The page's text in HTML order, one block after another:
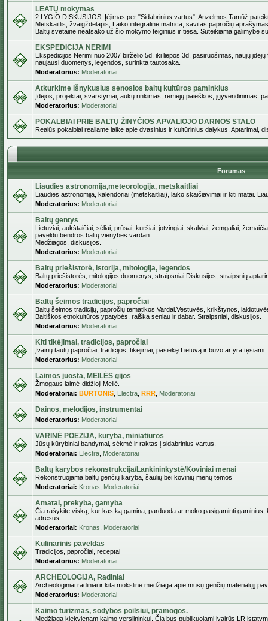
LEATŲ mokymas
2 LYGIO DISKUSIJOS. Įėjimas per "Sidabrinius vartus". Anzelmos Tamūž
Metskaitlis, žvaigždėlapis, Laiko integralinė matrica, savitas papročių
Baltų svetainė neatsako už šio mokymo teiginius ir tiesą. Suteikiama galimybė
EKSPEDICIJA NERIMI
Ekspedicijos Nerimi nuo 2007 birželio 5d. iki liepos 3d. pasiruošimas, naujų
naujausi duomenys, legendos, surinkta tautosaka.
Moderatorius: Moderatoriai
Atkurkime išnykusius senosios baltų kultūros paminklus
Įdėjos, projektai, svarstymai, aukų rinkimas, rėmėjų paieškos, įgyvendinimas,
Moderatorius: Moderatoriai
POKALBIAI PRIE BALTŲ ŽINYČIOS APVALIOJO DARNOS STALO
Realūs pokalbiai realiame laike apie dvasinius ir kultūrinius dalykus. Aptarimai,
Forumas
Liaudies astronomija,meteorologija, metskaitliai
Liaudies astronomija, kalendoriai (metskaitliai), laiko skaičiavimai ir kiti matai.
Moderatorius: Moderatoriai
Baltų gentys
Lietuviai, aukštaičiai, sėliai, prūsai, kuršiai, jotvingiai, skalviai, žemgaliai,
paveldu bendros baltų vienybės vardan.
Medžiagos, diskusijos.
Moderatorius: Moderatoriai
Baltų priešistorė, istorija, mitologija, legendos
Baltų priešistorės, mitologijos duomenys, straipsniai.Diskusijos, straipsnių
Moderatorius: Moderatoriai
Baltų šeimos tradicijos, papročiai
Baltų šeimos tradicijų, papročių tematikos.Vardai.Vestuvės, krikštynos,
Baltiškos etnokultūros ypatybės, raiška seniau ir dabar. Straipsniai, diskusijos.
Moderatorius: Moderatoriai
Kiti tikėjimai, tradicijos, papročiai
Įvairių tautų papročiai, tradicijos, tikėjimai, pasiekę Lietuvą ir buvo ar yra tęsiami.
Moderatorius: Moderatoriai
Laimos juosta, MEILĖS gijos
Žmogaus laimė-didžioji Meilė.
Moderatoriai: BURTONIS Electra RRR Moderatoriai
Dainos, melodijos, instrumentai
Moderatorius: Moderatoriai
VARINĖ POEZIJA, kūryba, miniatiūros
Jūsų kūrybiniai bandymai, sėkmė ir raktas į sidabrinius vartus.
Moderatoriai: Electra Moderatoriai
Baltų karybos rekonstrukcija/Lankininkystė/Koviniai menai
Rekonstruojama baltų genčių karyba, šaulių bei kovinių menų temos
Moderatoriai: Kronas Moderatoriai
Amatai, prekyba, gamyba
Čia rašykite viską, kur kas ką gamina, parduoda ar moko pasigaminti
adresus.
Moderatoriai: Kronas Moderatoriai
Kulinarinis paveldas
Tradicijos, papročiai, receptai
Moderatorius: Moderatoriai
ARCHEOLOGIJA, Radiniai
Archeologiniai radiniai ir kita mokslinė medžiaga apie mūsų genčių materialųjį
Moderatorius: Moderatoriai
Kaimo turizmas, sodybos poilsiui, pramogos.
Medžiaga kiekvienam kaimo verslininkui. Čia bus publikuojami įvairūs LR